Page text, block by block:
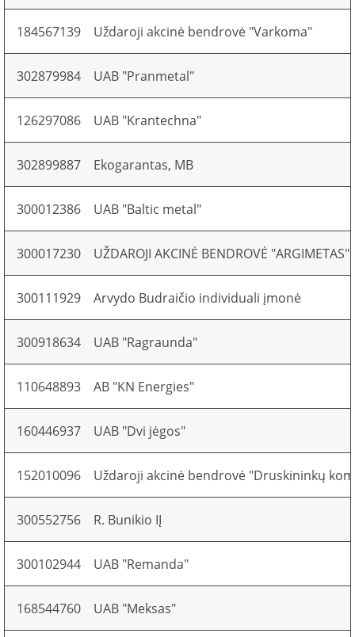
184567139 Uždaroji akcinė bendrovė "Varkoma"
302879984 UAB "Pranmetal"
126297086 UAB "Krantechna"
302899887 Ekogarantas, MB
300012386 UAB "Baltic metal"
300017230 UŽDAROJI AKCINĖ BENDROVĖ "ARGIMETAS"
300111929 Arvydo Budraičio individuali įmonė
300918634 UAB "Ragraunda"
110648893 AB "KN Energies"
160446937 UAB "Dvi jėgos"
152010096 Uždaroji akcinė bendrovė "Druskininkų
300552756 R. Bunikio IĮ
300102944 UAB "Remanda"
168544760 UAB "Meksas"